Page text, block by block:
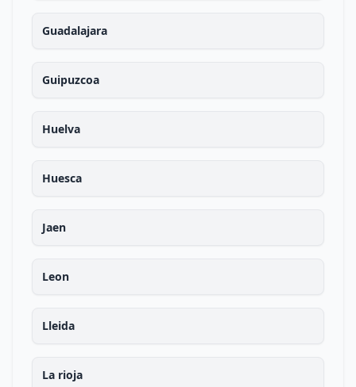
Guadalajara
Guipuzcoa
Huelva
Huesca
Jaen
Leon
Lleida
La rioja